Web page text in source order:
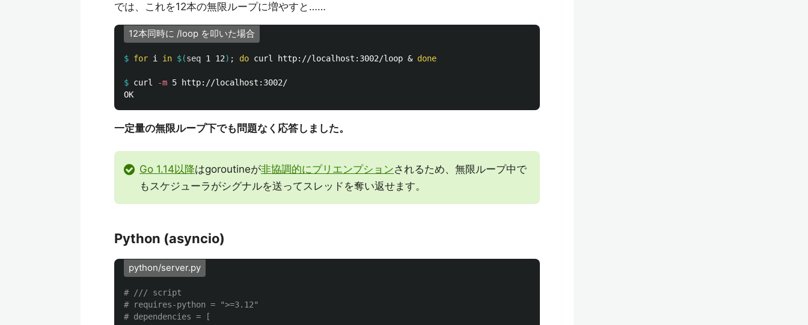
では、これを12本の無限ループに増やすと……
12本同時に /loop を叩いた場合
$ for i in $(seq 1 12) ; do curl http://localhost:3002/loop & done
$ curl -m
一定量の無限ループ下でも問題なく応答しました。
Go 1.14以降はgoroutineが非協調的にプリエンプションされるため、無限ループ中で
もスケジューラがシグナルを送ってスレッドを奪い返せます。
Python (asyncio)
python/server.py
# /// script
# requires-python = ">=3.12"
# dependencies = [